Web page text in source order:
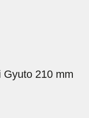
210 mm